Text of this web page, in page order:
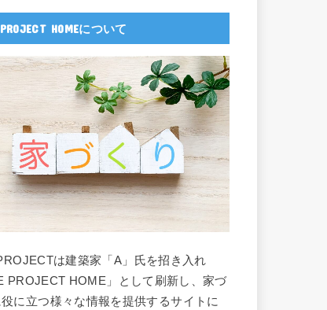
HOMEについて
は建築家「A」氏を招き入れ
PROJECT HOME」として刷新し、家づ
役に立つ様々な情報を提供するサイトに